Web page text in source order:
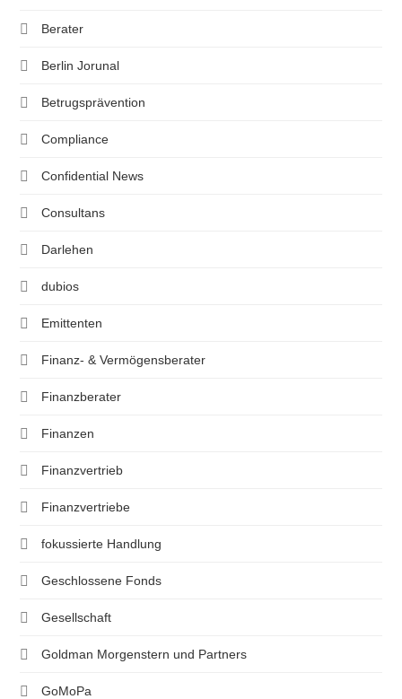
Berater
Berlin Jorunal
Betrugsprävention
Compliance
Confidential News
Consultans
Darlehen
dubios
Emittenten
Finanz- & Vermögensberater
Finanzberater
Finanzen
Finanzvertrieb
Finanzvertriebe
fokussierte Handlung
Geschlossene Fonds
Gesellschaft
Goldman Morgenstern und Partners
GoMoPa